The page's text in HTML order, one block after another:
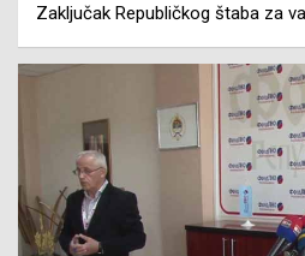
Zaključak Republičkog štaba za